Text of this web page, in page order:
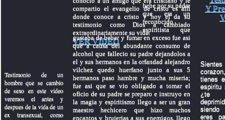
Testimonio de un
hombre que se cambio
de sexo en este video
veremos el antes y
despues de la vida de un
ex transexual, como
compartio el evangelio de cristo es alli
donde conoce a cristo y hoy el da su
testimonio como Dios a cambiado
extraordinariamente su vida.
VER VIDEO
bebe por su padre
que era un
reconocido
espiritista que
gustaba de beber y fumar en exceso fue asi
que a causa del abundante consumo de
alcohol que fallecio su padre dejandolos a
el y sus hermanos en la orfandad alejandro
vilchez quedo huerfano junto a sus 5
hermanos paso hambre y mucha miseria;
fue asi que se vio obligado a tomar el
oficio de su padre se preparo e instruyo en
la magia y espiritismo llego a ser un gran
maestro hechicero que hizo muchos
encantos y brujerias a sus enemigos, llego
Y
tienes
espiritu
¿te
siendo
eres